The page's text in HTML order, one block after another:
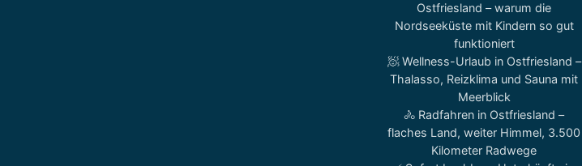
Ostfriesland – warum die
Nordseeküste mit Kindern so gut
funktioniert
🧖 Wellness-Urlaub in Ostfriesland –
Thalasso, Reizklima und Sauna mit
Meerblick
🚴 Radfahren in Ostfriesland –
flaches Land, weiter Himmel, 3.500
Kilometer Radwege